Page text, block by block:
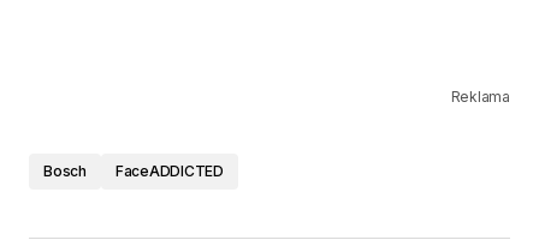
Reklama
Bosch FaceADDICTED